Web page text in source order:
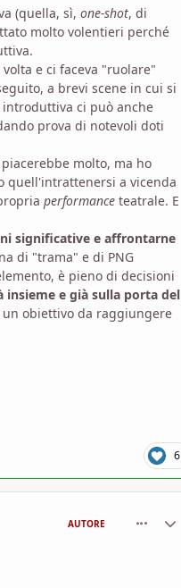
(quella, sì, one-shot, di
molto volentieri perché
e ci faceva "ruolare"
a brevi scene in cui si
introduttiva ci può anche
prova di notevoli doti
molto, ma ho
quell'intrattenersi a vicenda
performance teatrale. E
significative e affrontarne
di "trama" e di PNG
è pieno di decisioni
insieme e già sulla porta del
obiettivo da raggiungere
6
AUTORE